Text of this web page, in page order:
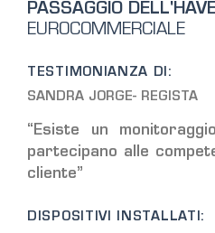
PASSAGGIO
EUROCOMMERCIALE
TESTIMONIANZA DI:
SANDRA JORGE- REGISTA
“Esiste un
partecipano alle
cliente”
DISPOSITIVI INSTALLATI: